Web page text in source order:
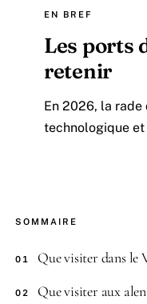
EN BREF
Les ports
retenir
En 2026, la
technologique et
SOMMAIRE
01 Que visiter dans le
02 Que visiter aux